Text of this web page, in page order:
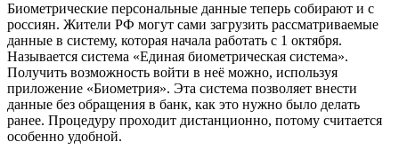
Биометрические персональные данные теперь собирают и с
россиян. Жители РФ могут сами загрузить рассматриваемые
данные в систему, которая начала работать с 1 октября.
Называется система «Единая биометрическая система».
Получить возможность войти в неё можно, используя
приложение «Биометрия». Эта система позволяет внести
данные без обращения в банк, как это нужно было делать
ранее. Процедуру проходит дистанционно, потому считается
особенно удобной.